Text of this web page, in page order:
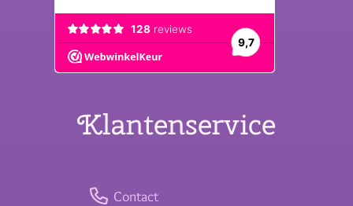
Klantenservice
Contact